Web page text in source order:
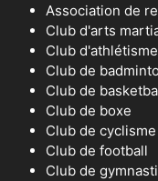
Association de
Club d'arts
Club d'athlétisme
Club de
Club de
Club de boxe
Club de cyclisme
Club de football
Club de